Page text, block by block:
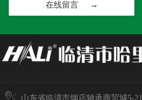
在线留言 →
山东省临清市烟店轴承商贸城5-21